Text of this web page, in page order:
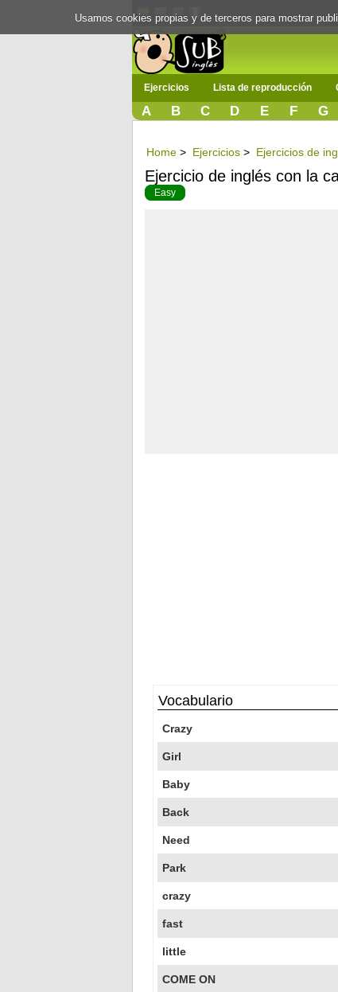
Ejercicios Lista de reproducción
A B C D E F G
Home > Ejercicios > Ejercicios de
Ejercicio de inglés con la
Easy
Vocabulario
Crazy
Girl
Baby
Back
Need
Park
crazy
fast
little
COME ON
Usamos cookies propias y de terceros para mostrar